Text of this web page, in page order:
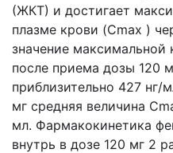
(ЖКТ) и достигает
плазме крови (Cmax )
значение максимальной
после приема дозы 120
приблизительно 427 нг/
мг средняя величина
мл. Фармакокинетика
внутрь в дозе 120 мг 2